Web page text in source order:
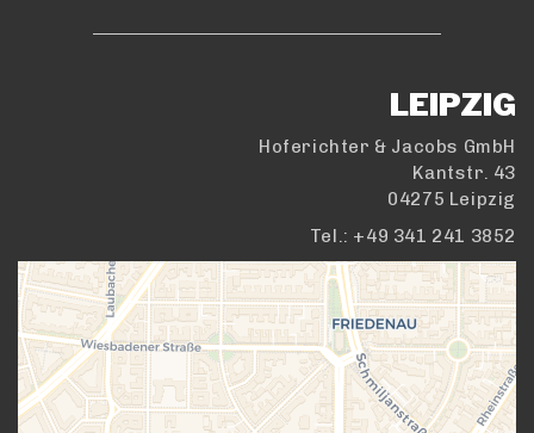
LEIPZIG
Hoferichter & Jacobs GmbH
Kantstr. 43
04275 Leipzig
Tel.: +49 341 241 3852